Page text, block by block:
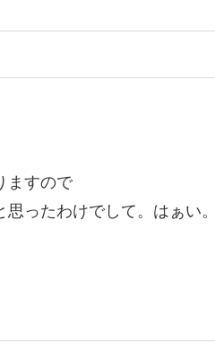
ますので
ったわけでして。はぁい。